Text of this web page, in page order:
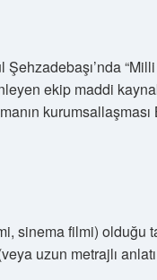
ekip maddi
sinema filmi) olduğu
uzun metrajlı